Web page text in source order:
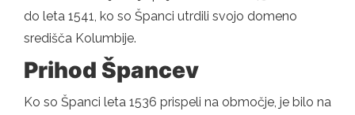
do leta 1541, ko so Španci utrdili svojo domeno
središča Kolumbije.
Prihod Špancev
Ko so Španci leta 1536 prispeli na območje, je bilo na